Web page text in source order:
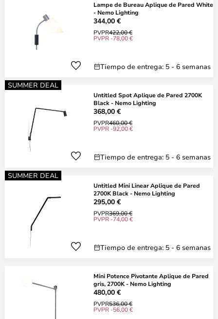
Lampe de Bureau Aplique de Pared White
- Nemo Lighting
344,00 €
PVPR422,00 €
PVPR -78,00 €
Tiempo de entrega: 5 - 6 semanas
SUMMER DEAL
Untitled Spot Aplique de Pared 2700K
Black - Nemo Lighting
368,00 €
PVPR460,00 €
PVPR -92,00 €
Tiempo de entrega: 5 - 6 semanas
SUMMER DEAL
Untitled Mini Linear Aplique de Pared
2700K Black - Nemo Lighting
295,00 €
PVPR369,00 €
PVPR -74,00 €
Tiempo de entrega: 5 - 6 semanas
Mini Potence Pivotante Aplique de Pared
gris, 2700K - Nemo Lighting
480,00 €
PVPR536,00 €
PVPR -56,00 €